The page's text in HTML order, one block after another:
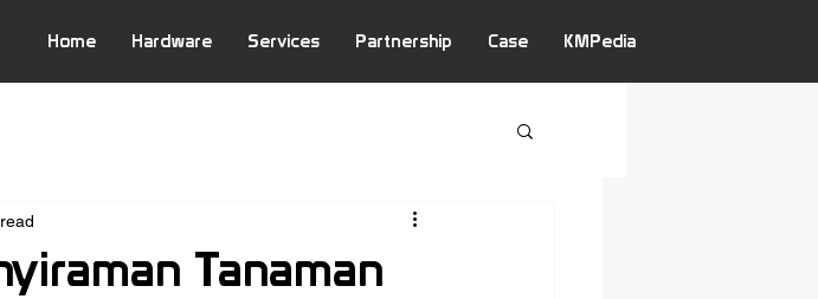
Home Hardware Services Partnership Case KMPedia
Tanaman